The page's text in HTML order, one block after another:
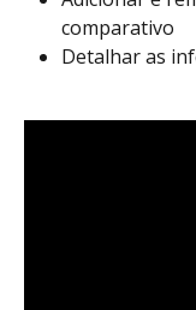
comparativo
Detalhar as